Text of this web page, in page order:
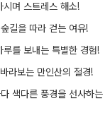
며 스트레스 해소!
길을 따라 걷는 여유!
를 보내는 특별한 경험!
라보는 만인산의 절경!
색다른 풍경을 선사하는